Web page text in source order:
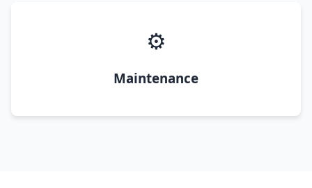
⚙️
Maintenance